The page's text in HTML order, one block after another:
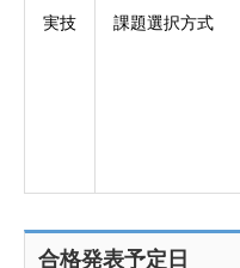
実技 課題選択方式
合格発表予定日